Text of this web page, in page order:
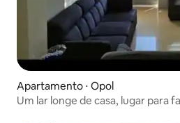
Apartamento ⋅ Opol
Um lar longe de casa, lugar para